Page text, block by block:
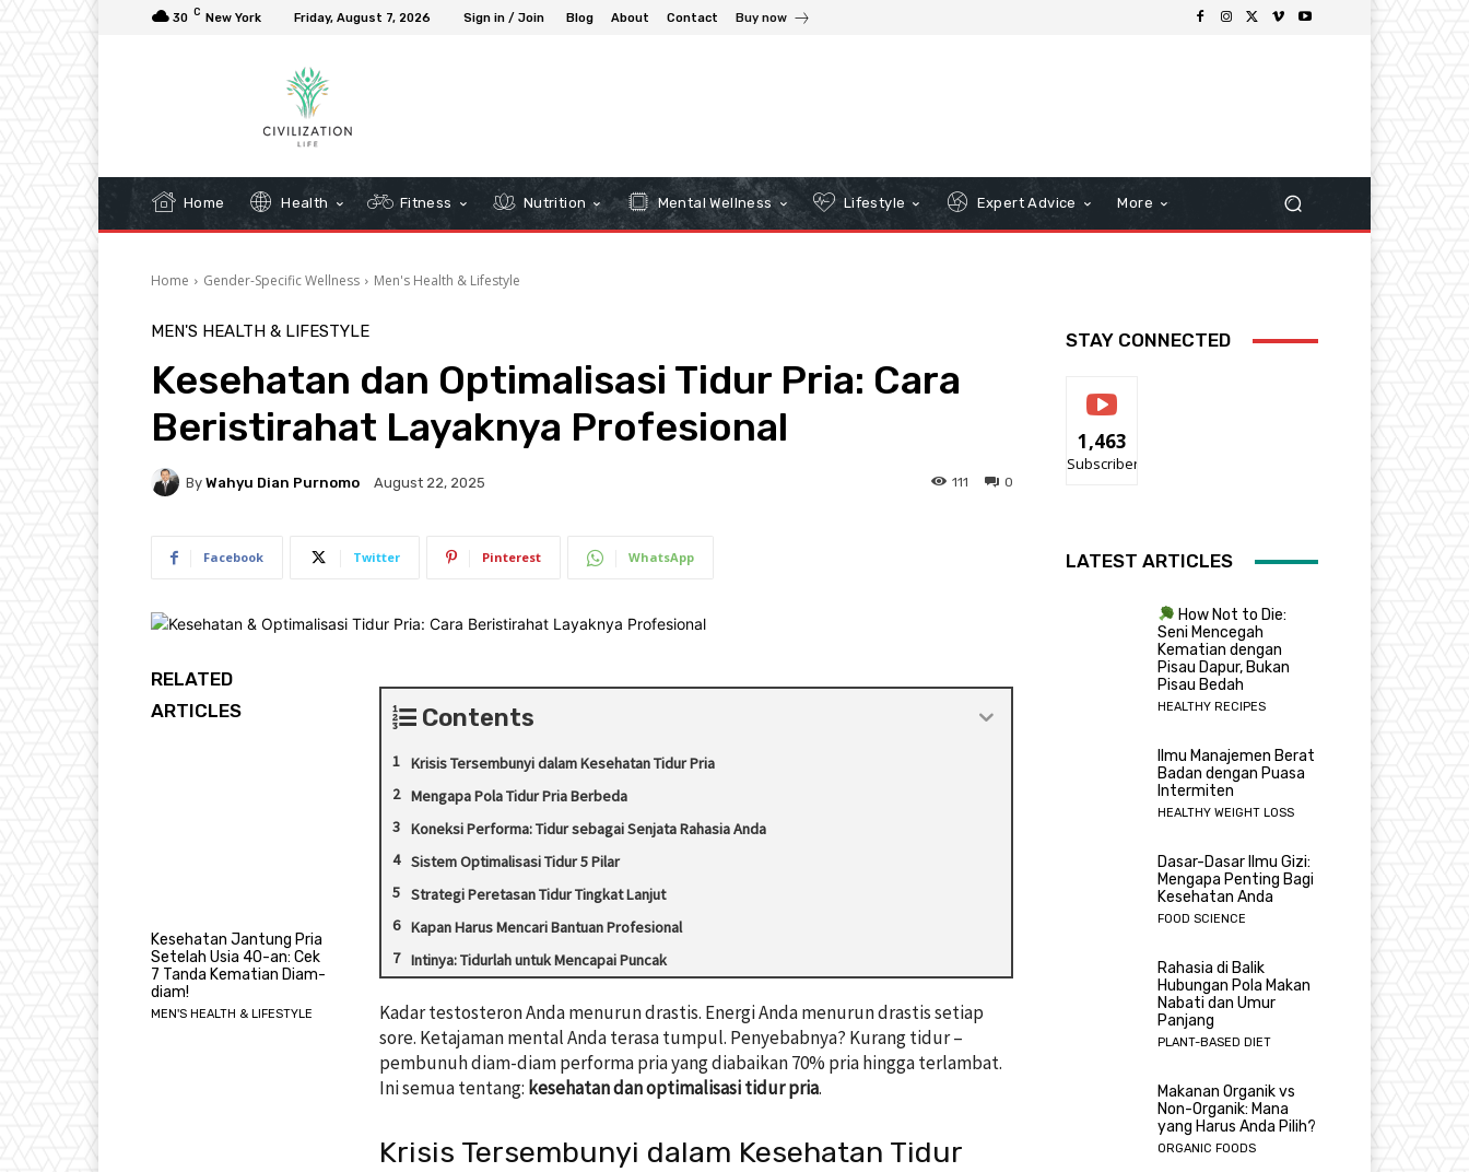
30 C New York Friday, August 7, 2026 Sign in / Join Blog About Contact Buy now
Home Health Fitness Nutrition Mental Wellness Lifestyle Expert Advice More
Home Gender-Specific Wellness Men's Health & Lifestyle
MEN'S HEALTH & LIFESTYLE
Kesehatan dan Optimalisasi Tidur Pria: Cara
Beristirahat Layaknya Profesional
By Wahyu Dian Purnomo August 22, 2025 0
111
Facebook Twitter Pinterest WhatsApp
RELATED
ARTICLES
Kesehatan Jantung Pria
Setelah Usia 40-an: Cek
7 Tanda Kematian Diam-
diam!
MEN'S HEALTH & LIFESTYLE
Contents
Krisis Tersembunyi dalam Kesehatan Tidur Pria
Mengapa Pola Tidur Pria Berbeda
Koneksi Performa: Tidur sebagai Senjata Rahasia Anda
Sistem Optimalisasi Tidur 5 Pilar
Strategi Peretasan Tidur Tingkat Lanjut
Kapan Harus Mencari Bantuan Profesional
Intinya: Tidurlah untuk Mencapai Puncak
Kadar testosteron Anda menurun drastis. Energi Anda menurun drastis setiap
sore. Ketajaman mental Anda terasa tumpul. Penyebabnya? Kurang tidur –
pembunuh diam-diam performa pria yang diabaikan 70% pria hingga terlambat.
Ini semua tentang: kesehatan dan optimalisasi tidur pria.
Krisis Tersembunyi dalam Kesehatan Tidur
STAY CONNECTED
1,463
Subscribers
LATEST ARTICLES
How Not to Die:
Seni Mencegah
Kematian dengan
Pisau Dapur, Bukan
Pisau Bedah
HEALTHY RECIPES
Ilmu Manajemen Berat
Badan dengan Puasa
Intermiten
HEALTHY WEIGHT LOSS
Dasar-Dasar Ilmu Gizi:
Mengapa Penting Bagi
Kesehatan Anda
FOOD SCIENCE
Rahasia di Balik
Hubungan Pola Makan
Nabati dan Umur
Panjang
PLANT-BASED DIET
Makanan Organik vs
Non-Organik: Mana
yang Harus Anda Pilih?
ORGANIC FOODS